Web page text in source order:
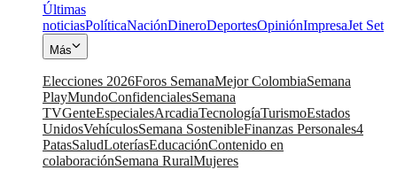
Últimas
noticiasPolíticaNaciónDineroDeportesOpiniónImpresaJet Set
Más
Elecciones 2026Foros SemanaMejor ColombiaSemana
PlayMundoConfidencialesSemana
TVGenteEspecialesArcadiaTecnologíaTurismoEstados
UnidosVehículosSemana SostenibleFinanzas Personales4
PatasSaludLoteríasEducaciónContenido en
colaboraciónSemana RuralMujeres